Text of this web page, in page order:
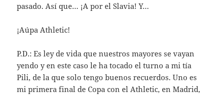
pasado. Así que… ¡A por el Slavia! Y…
¡Aúpa Athletic!
P.D.: Es ley de vida que nuestros mayores se vayan
yendo y en este caso le ha tocado el turno a mi tía
Pili, de la que solo tengo buenos recuerdos. Uno es
mi primera final de Copa con el Athletic, en Madrid,